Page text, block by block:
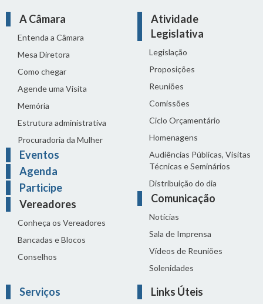
A Câmara
Entenda a Câmara
Mesa Diretora
Como chegar
Agende uma Visita
Memória
Estrutura administrativa
Procuradoria da Mulher
Eventos
Agenda
Participe
Vereadores
Conheça os Vereadores
Bancadas e Blocos
Conselhos
Atividade
Legislativa
Legislação
Proposições
Reuniões
Comissões
Ciclo Orçamentário
Homenagens
Audiências Públicas, Visitas
Técnicas e Seminários
Distribuição do dia
Comunicação
Notícias
Sala de Imprensa
Vídeos de Reuniões
Solenidades
Serviços Links Úteis